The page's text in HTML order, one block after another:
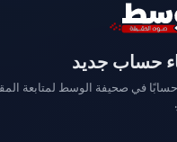
حساب جديد
في صحيفة الوسط لمتابعة